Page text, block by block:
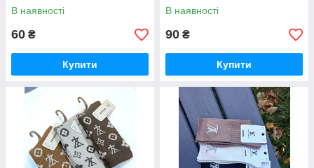
В наявності
60 ₴
Купити
В наявності
90 ₴
Купити